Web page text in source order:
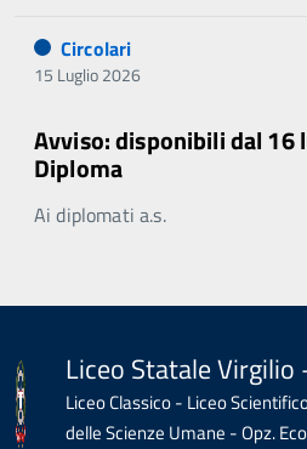
Circolari
15 Luglio 2026
Avviso: disponibili dal 16
Diploma
Ai diplomati a.s.
Liceo Statale Virgilio
Liceo Classico - Liceo
delle Scienze Umane - Opz.